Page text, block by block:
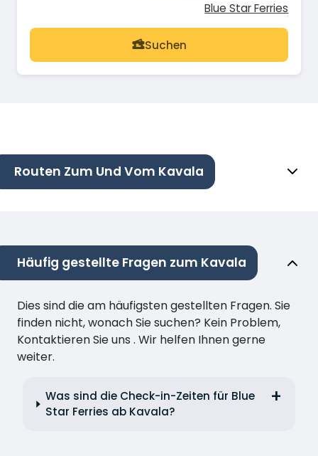
Blue Star Ferries
Suchen
Routen Zum Und Vom Kavala
Häufig gestellte Fragen zum Kavala
Dies sind die am häufigsten gestellten Fragen. Sie
finden nicht, wonach Sie suchen? Kein Problem,
Kontaktieren Sie uns . Wir helfen Ihnen gerne
weiter.
Was sind die Check-in-Zeiten für Blue
Star Ferries ab Kavala?